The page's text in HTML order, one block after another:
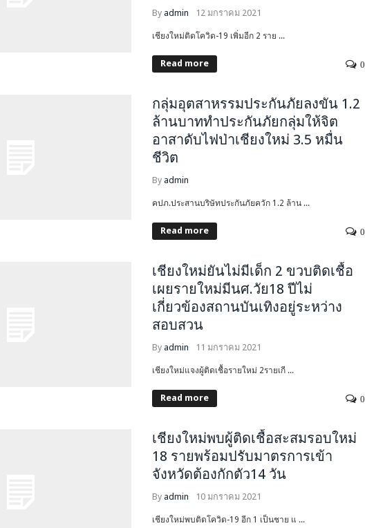
By admin 12 มกราคม 2021
เชียงใหม่ติดโควิด-19​ เพิ่มอีก​ 2 ราย​ ...
Read more 0
กลุ่มอุตสาหรรมประกันภัยลงขัน 1.2
ล้านบาททำประกันภัยกลุ่มให้จิต
อาสาดับไฟป่าเชียงใหม่ 3.5 หมื่น
ชีวิต
By admin
คปภ.ประสานบริษัทประกันภัยควัก 1.2 ล้าน ...
Read more 0
เชียงใหม่ยันไม่มีเด็ก 2 ขวบติดเชื้อ
เผยรายใหม่มีนศ.วัย18 ปีไม่
เกี่ยวข้องสถานบันเทิงอยู่ระหว่าง
สอบสวน
By admin 11 มกราคม 2021
เชียงใหม่แจงผู้ติดเชื้อรายใหม่ 2รายเกี ...
Read more 0
เชียงใหม่พบผู้ติดเชื้อสะสมรอบใหม่
18 รายพร้อมปรับมาตรการเข้า
จังหวัดต้องกักตัว14 วัน
By admin 10 มกราคม 2021
เชียงใหม่พบติดโควิด-19 อีก 1 เป็นชาย แ ...